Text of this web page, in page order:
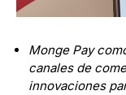
Monge Pay
canales de
innovaciones